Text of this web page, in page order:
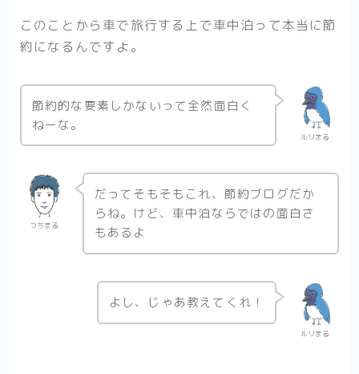
このことから車で旅行する上で車中泊って本当に節
約になるんですよ。
ルリまる
節約的な要素しかないって全然面白く
ねーな。
つちまる
だってそもそもこれ、節約ブログだか
らね。けど、車中泊ならではの面白さ
もあるよ
ルリまる
よし、じゃあ教えてくれ！